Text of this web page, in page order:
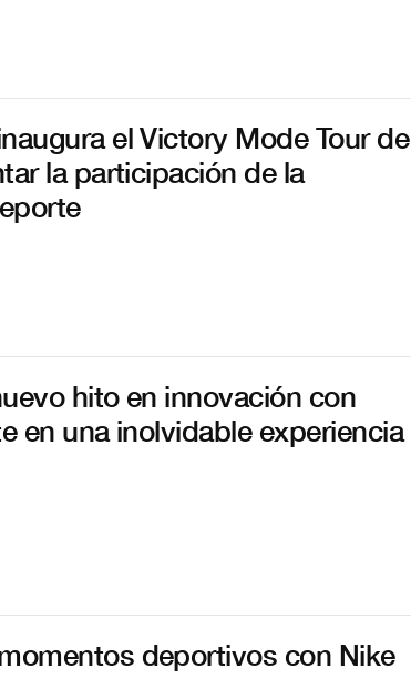
el Victory Mode Tour de
la participación de la
hito en innovación con
en una inolvidable experiencia
deportivos con Nike